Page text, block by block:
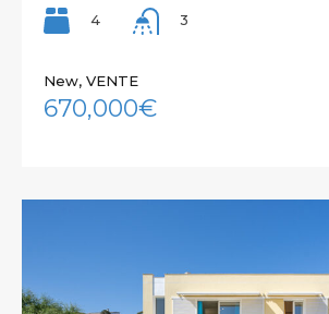
4
3
New, VENTE
670,000€